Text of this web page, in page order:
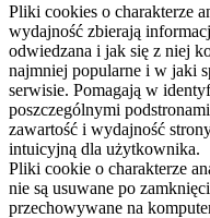
Pliki cookies o charakterze
wydajność zbierają
odwiedzana i jak się z niej
najmniej popularne i w jaki
serwisie. Pomagają w
poszczególnymi
zawartość i wydajność
intuicyjną dla użytkownika.
Pliki cookie o charakterze
nie są usuwane po
przechowywane na